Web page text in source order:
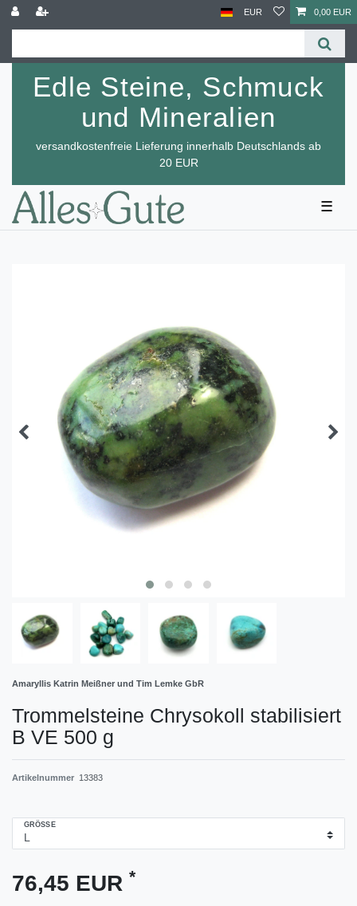
EUR 0,00 EUR
Edle Steine, Schmuck
und Mineralien
versandkostenfreie Lieferung innerhalb Deutschlands ab
20 EUR
☰
Amaryllis Katrin Meißner und Tim Lemke GbR
Trommelsteine Chrysokoll stabilisiert
B VE 500 g
Artikelnummer 13383
GRÖSSE
76,45 EUR *